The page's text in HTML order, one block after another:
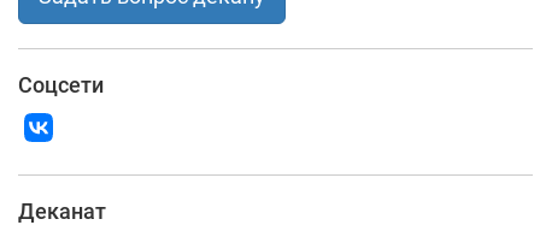
Соцсети
Деканат